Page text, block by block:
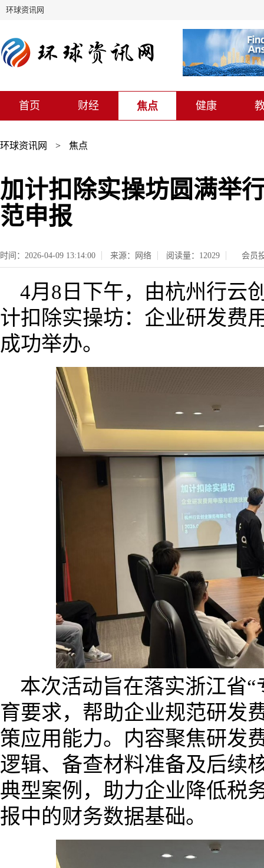
环球资讯网
首页 财经 焦点 健康
环球资讯网 > 焦点
加计扣除实操坊圆满举
范申报
时间：2026-04-09 13:14:00 来源：网络 阅读量：12029 会员
4月8日下午，由杭州行云
计扣除实操坊：企业研发费
成功举办。
本次活动旨在落实浙江省
育要求，帮助企业规范研发
策应用能力。内容聚焦研发
逻辑、备查材料准备及后续
典型案例，助力企业降低税
报中的财务数据基础。